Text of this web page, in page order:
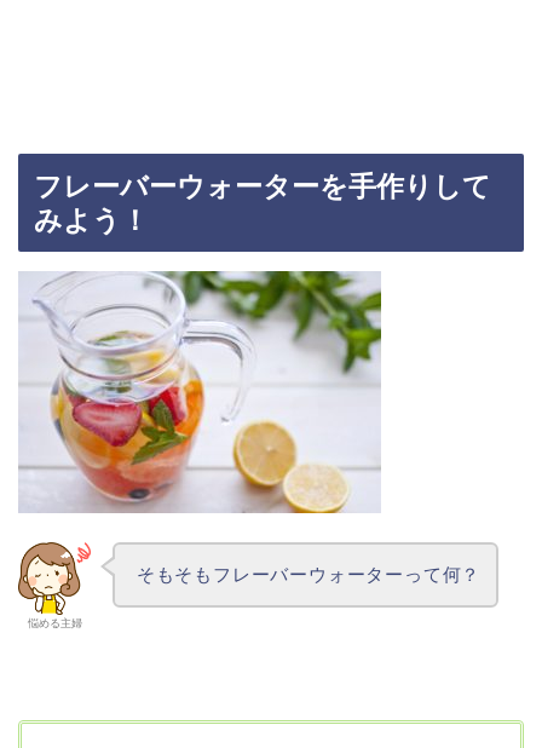
フレーバーウォーターを手作りして
みよう！
悩める主婦
そもそもフレーバーウォーターって何？